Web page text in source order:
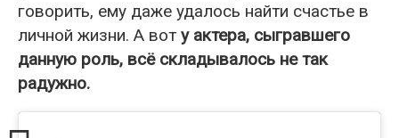
говорить, ему даже удалось найти счастье в
личной жизни. А вот у актера, сыгравшего
данную роль, всё складывалось не так
радужно.